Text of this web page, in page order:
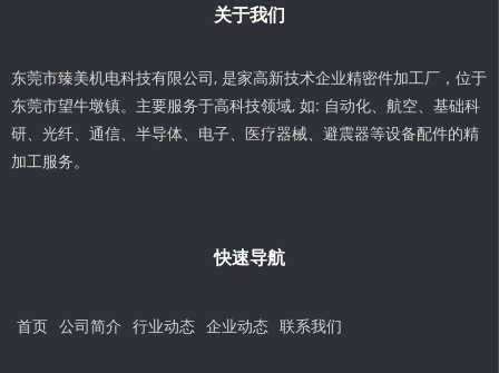
关于我们
东莞市臻美机电科技有限公司, 是家高新技术企业精密件加工厂，位于
东莞市望牛墩镇。主要服务于高科技领域, 如: 自动化、航空、基础科
研、光纤、通信、半导体、电子、医疗器械、避震器等设备配件的精
加工服务。
快速导航
首页 公司简介 行业动态 企业动态 联系我们